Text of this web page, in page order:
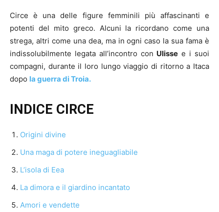
Circe è una delle figure femminili più affascinanti e
potenti del mito greco. Alcuni la ricordano come una
strega, altri come una dea, ma in ogni caso la sua fama è
indissolubilmente legata all’incontro con Ulisse e i suoi
compagni, durante il loro lungo viaggio di ritorno a Itaca
dopo la guerra di Troia.
INDICE CIRCE
Origini divine
Una maga di potere ineguagliabile
L’isola di Eea
La dimora e il giardino incantato
Amori e vendette